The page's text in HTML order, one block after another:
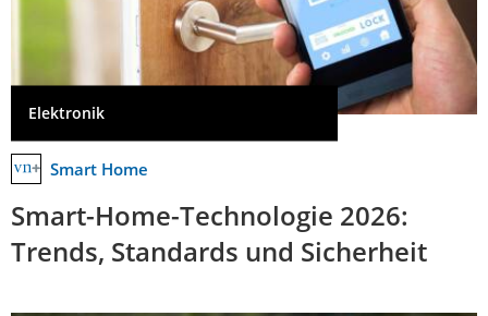
Elektronik
Smart Home
Smart-Home-Technologie 2026:
Trends, Standards und Sicherheit